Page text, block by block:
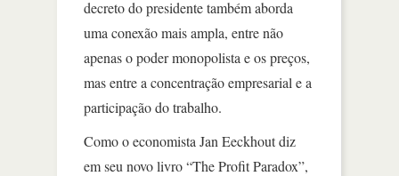
decreto do presidente também aborda
uma conexão mais ampla, entre não
apenas o poder monopolista e os preços,
mas entre a concentração empresarial e a
participação do trabalho.
Como o economista Jan Eeckhout diz
em seu novo livro “The Profit Paradox”,